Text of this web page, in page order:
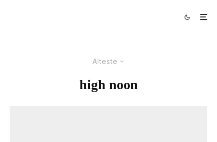
Älteste
high noon